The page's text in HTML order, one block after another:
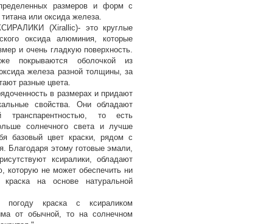
размеров и форм с
или оксида железа.
(Xirallic)- это круглые
оксида алюминия, которые
и очень гладкую поверхность.
покрываются оболочкой из
железа разной толщины, за
разные цвета.
в размерах и придают
свойства. Они обладают
транспарентностью, то есть
солнечного света и лучше
базовый цвет краски, рядом с
Благодаря этому готовые эмали,
ксиралики, обладают
которую не может обеспечить ни
краска на основе натуральной
краска с ксираликом
от обычной, то на солнечном